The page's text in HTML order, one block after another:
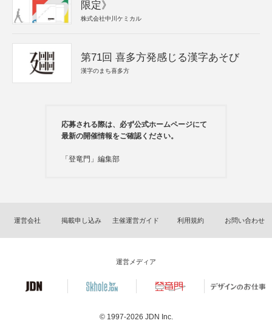
限定》
株式会社中川ケミカル
第71回 喜多方発感じる漢字あそび
漢字のまち喜多方
応募される際は、必ず公式ホームページにて
最新の開催情報をご確認ください。
「登竜門」編集部
運営会社 掲載申し込み 主催運営ガイド 利用規約 お問い合わせ
運営メディア
© 1997-2026 JDN Inc.